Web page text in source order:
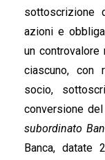
sottoscrizione
azioni e
un
ciascuno, con
socio,
conversione del
subordinato
Banca, datate